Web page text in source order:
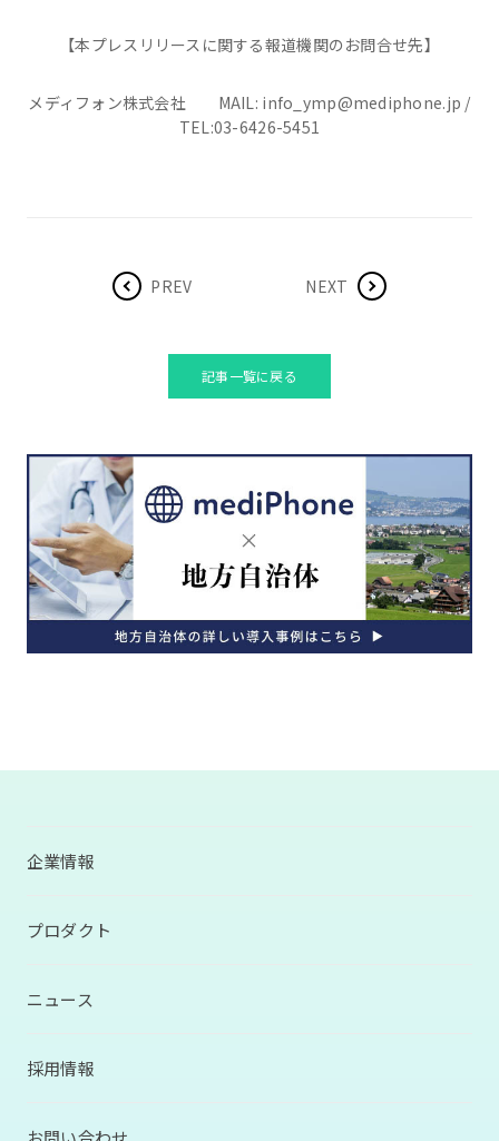
【本プレスリリースに関する報道機関のお問合せ先】
メディフォン株式会社 MAIL: info_ymp@mediphone.jp /
TEL:03-6426-5451
PREV NEXT
記事一覧に戻る
企業情報
プロダクト
ニュース
採用情報